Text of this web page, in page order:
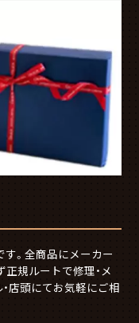
。全商品にメーカー
規ルートで修理・メ
店頭にてお気軽にご相